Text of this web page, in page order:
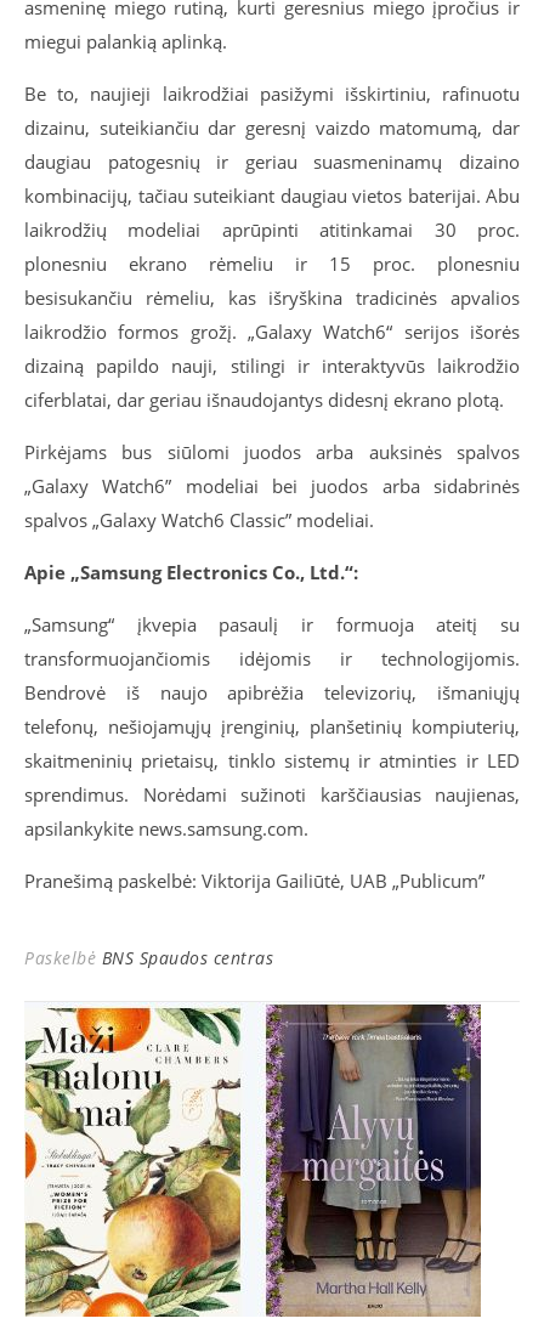
asmeninę miego rutiną, kurti geresnius miego įpročius ir
miegui palankią aplinką.
Be to, naujieji laikrodžiai pasižymi išskirtiniu, rafinuotu
dizainu, suteikiančiu dar geresnį vaizdo matomumą, dar
daugiau patogesnių ir geriau suasmeninamų dizaino
kombinacijų, tačiau suteikiant daugiau vietos baterijai. Abu
laikrodžių modeliai aprūpinti atitinkamai 30 proc.
plonesniu ekrano rėmeliu ir 15 proc. plonesniu
besisukančiu rėmeliu, kas išryškina tradicinės apvalios
laikrodžio formos grožį. „Galaxy Watch6“ serijos išorės
dizainą papildo nauji, stilingi ir interaktyvūs laikrodžio
ciferblatai, dar geriau išnaudojantys didesnį ekrano plotą.
Pirkėjams bus siūlomi juodos arba auksinės spalvos
„Galaxy Watch6” modeliai bei juodos arba sidabrinės
spalvos „Galaxy Watch6 Classic” modeliai.
Apie „Samsung Electronics Co., Ltd.“:
„Samsung“ įkvepia pasaulį ir formuoja ateitį su
transformuojančiomis idėjomis ir technologijomis.
Bendrovė iš naujo apibrėžia televizorių, išmaniųjų
telefonų, nešiojamųjų įrenginių, planšetinių kompiuterių,
skaitmeninių prietaisų, tinklo sistemų ir atminties ir LED
sprendimus. Norėdami sužinoti karščiausias naujienas,
apsilankykite news.samsung.com.
Pranešimą paskelbė: Viktorija Gailiūtė, UAB „Publicum”
Paskelbė BNS Spaudos centras